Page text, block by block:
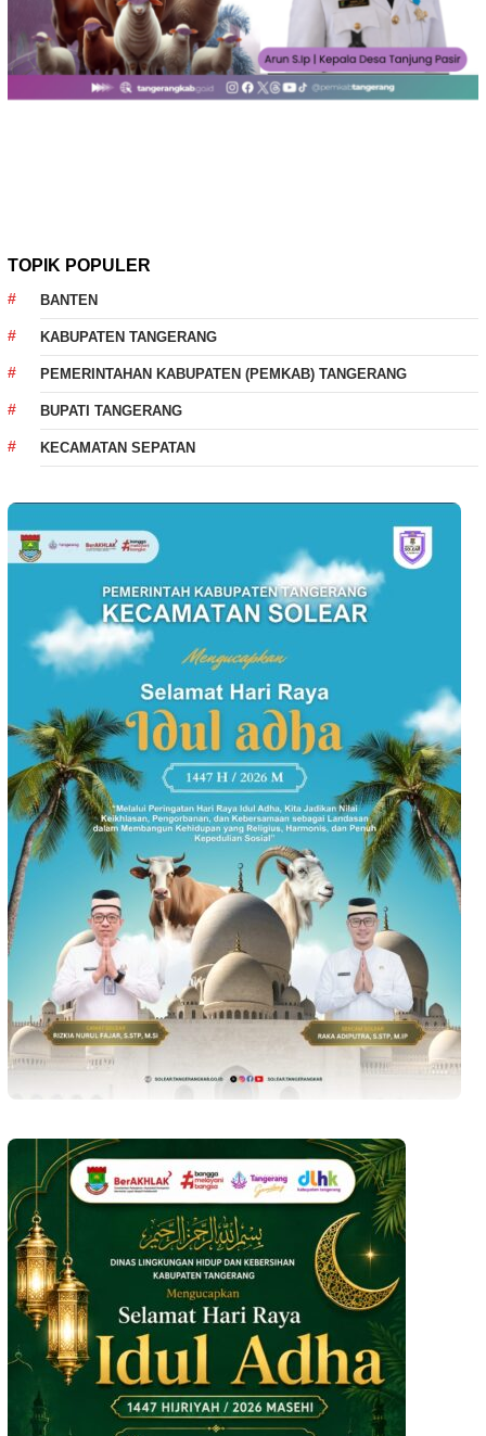
TOPIK POPULER
BANTEN
KABUPATEN TANGERANG
PEMERINTAHAN KABUPATEN (PEMKAB) TANGERANG
BUPATI TANGERANG
KECAMATAN SEPATAN